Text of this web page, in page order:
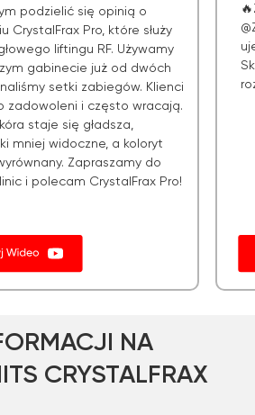
podzielić się opinią o
CrystalFrax Pro, które służy
liftingu RF. Używamy
gabinecie już od dwóch
setki zabiegów. Klienci
zadowoleni i często wracają.
staje się gładsza,
mniej widoczne, a koloryt
Zapraszamy do
i polecam CrystalFrax Pro!